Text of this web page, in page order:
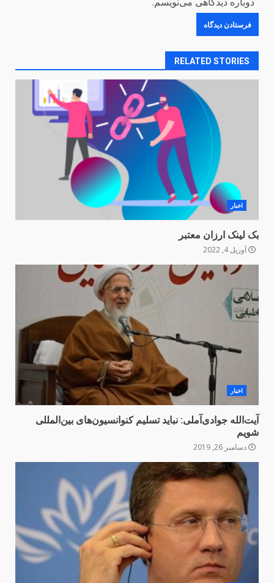
RELATED STORIES
اخبار
بک لینک ارزان معتبر
آوریل 4, 2022
اخبار
آیت‌الله جوادی‌آملی: ‌نباید تسلیم کنوانسیون‌های بین‌المللی
شویم
دسامبر 26, 2019